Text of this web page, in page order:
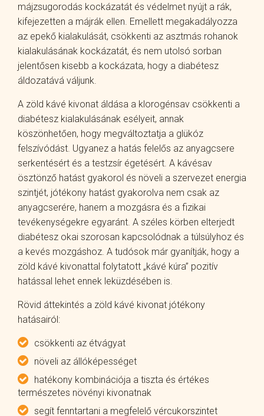
májzsugorodás kockázatát és védelmet nyújt a rák,
kifejezetten a májrák ellen. Emellett megakadályozza
az epekő kialakulását, csökkenti az asztmás rohanok
kialakulásának kockázatát, és nem utolsó sorban
jelentősen kisebb a kockázata, hogy a diabétesz
áldozatává váljunk.
A zöld kávé kivonat áldása a klorogénsav csökkenti a
diabétesz kialakulásának esélyeit, annak
köszönhetően, hogy megváltoztatja a glükóz
felszívódást. Ugyanez a hatás felelős az anyagcsere
serkentésért és a testzsír égetésért. A kávésav
ösztönző hatást gyakorol és növeli a szervezet energia
szintjét, jótékony hatást gyakorolva nem csak az
anyagcserére, hanem a mozgásra és a fizikai
tevékenységekre egyaránt. A széles körben elterjedt
diabétesz okai szorosan kapcsolódnak a túlsúlyhoz és
a kevés mozgáshoz. A tudósok már gyanítják, hogy a
zöld kávé kivonattal folytatott „kávé kúra” pozitív
hatással lehet ennek leküzdésében is.
Rövid áttekintés a zöld kávé kivonat jótékony
hatásairól:
csökkenti az étvágyat
növeli az állóképességet
hatékony kombinációja a tiszta és értékes
természetes növényi kivonatnak
segít fenntartani a megfelelő vércukorszintet